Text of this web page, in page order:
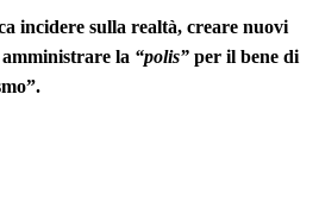
incidere sulla realtà, creare nuovi
la “polis” per il bene di